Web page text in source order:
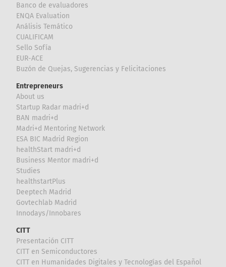
Banco de evaluadores
ENQA Evaluation
Análisis Temático
CUALIFICAM
Sello Sofía
EUR-ACE
Buzón de Quejas, Sugerencias y Felicitaciones
Entrepreneurs
About us
Startup Radar madri+d
BAN madri+d
Madri+d Mentoring Network
ESA BIC Madrid Region
healthStart madri+d
Business Mentor madri+d
Studies
healthstartPlus
Deeptech Madrid
Govtechlab Madrid
Innodays/Innobares
CITT
Presentación CITT
CITT en Semiconductores
CITT en Humanidades Digitales y Tecnologías del Español